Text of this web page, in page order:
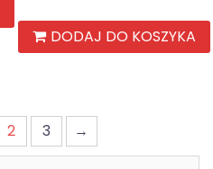
DODAJ DO KOSZYKA
2 3
→